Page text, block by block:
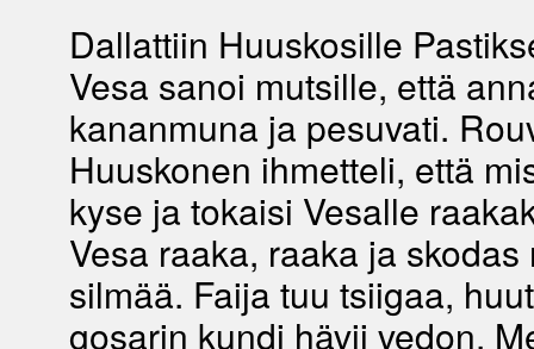
Dallattiin Huuskosille
Vesa sanoi mutsille, että
kananmuna ja pesuvati.
Huuskonen ihmetteli, että
kyse ja tokaisi Vesalle
Vesa raaka, raaka ja skodas
silmää. Faija tuu tsiigaa,
gosarin kundi hävii vedon.